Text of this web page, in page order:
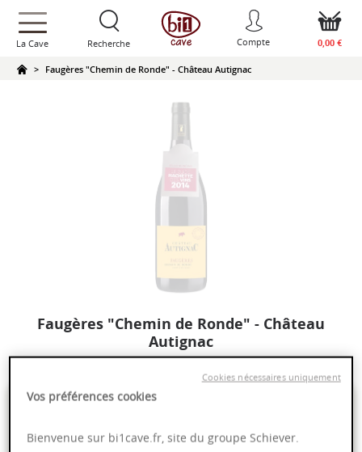
text.skipToContent
text.skipToNavigation
La Cave Recherche Compte 0,00 €
Faugères "Chemin de Ronde" - Château Autignac
Faugères "Chemin de Ronde" - Château
Autignac
7,39 €
- soit9,85 € / L
Vos préférences cookies
Bienvenue sur bi1cave.fr, site du groupe Schiever.
Cookies nécessaires uniquement